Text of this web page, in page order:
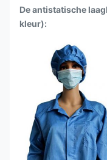
De antistatische
kleur):